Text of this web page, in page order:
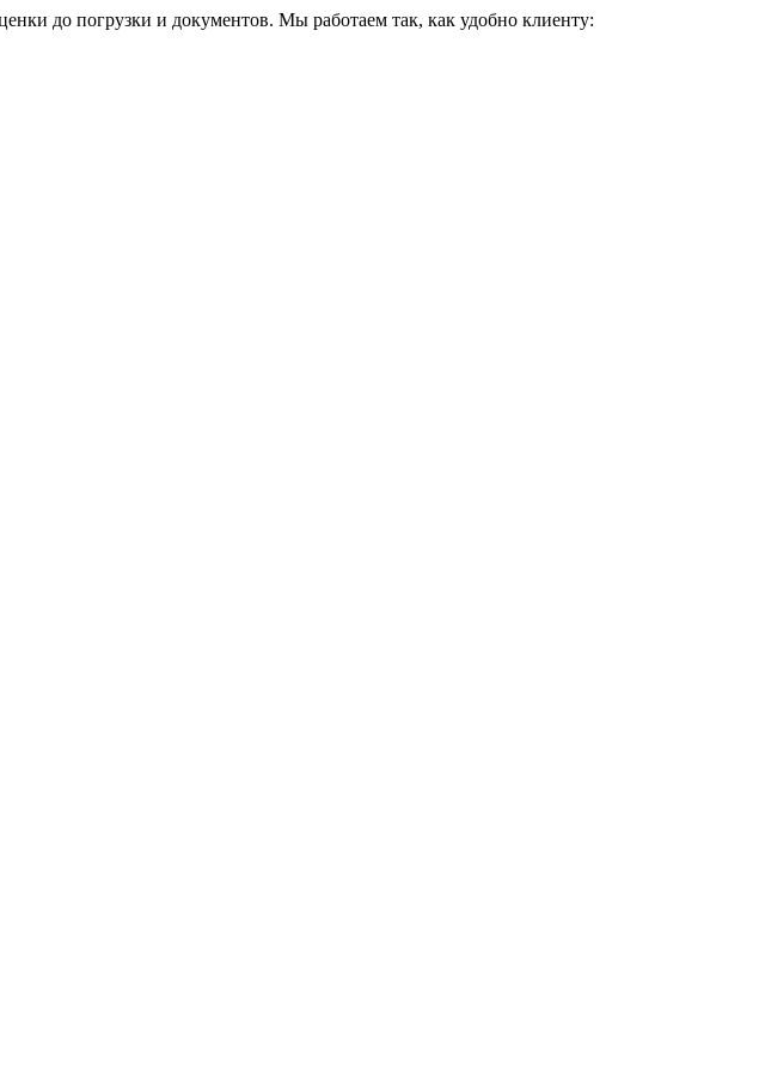
до погрузки и документов. Мы работаем так, как удобно клиенту: